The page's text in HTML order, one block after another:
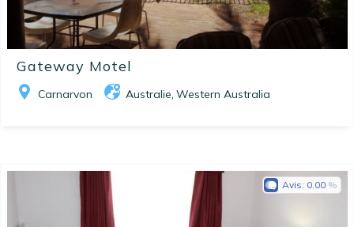
Gateway Motel
Carnarvon Australie, Western Australia
Avis: 0.00